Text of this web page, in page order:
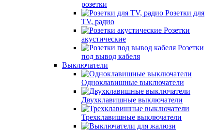
розетки
Розетки для
TV, радио
Розетки
акустические
Розетки
под вывод кабеля
Выключатели
Одноклавишные выключатели
Двухклавишные выключатели
Трехклавишные выключатели